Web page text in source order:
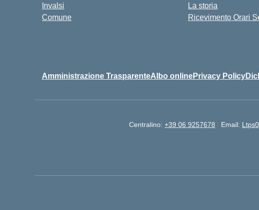
Invalsi
Comune
La storia
Ricevimento Orari
Amministrazione TrasparenteAlbo onlinePrivacy Policy
Centralino: +39 06 9257678 Email: